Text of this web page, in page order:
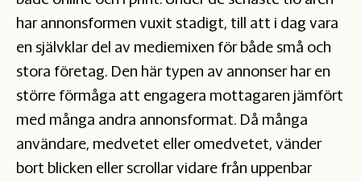
har annonsformen vuxit stadigt, till att i dag vara
en självklar del av mediemixen för både små och
stora företag. Den här typen av annonser har en
större förmåga att engagera mottagaren jämfört
med många andra annonsformat. Då många
användare, medvetet eller omedvetet, vänder
bort blicken eller scrollar vidare från uppenbar